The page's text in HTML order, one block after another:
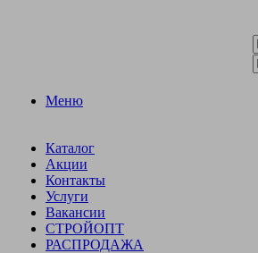
Меню
Каталог
Акции
Контакты
Услуги
Вакансии
СТРОЙОПТ
РАСПРОДАЖА